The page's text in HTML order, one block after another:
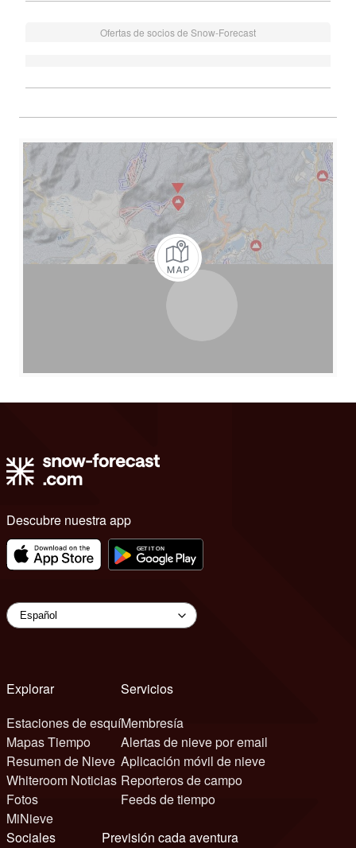
Ofertas de socios de Snow-Forecast
Descubre nuestra app
Explorar
Estaciones de esquí
Mapas Tiempo
Resumen de Nieve
Whiteroom Noticias
Fotos
MiNieve
Servicios
Membresía
Alertas de nieve por email
Aplicación móvil de nieve
Reporteros de campo
Feeds de tiempo
Sociales
Previsión cada aventura